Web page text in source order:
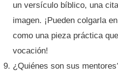
un versículo bíblico, una
imagen. ¡Pueden colgarla
como una pieza práctica
vocación!
¿Quiénes son sus